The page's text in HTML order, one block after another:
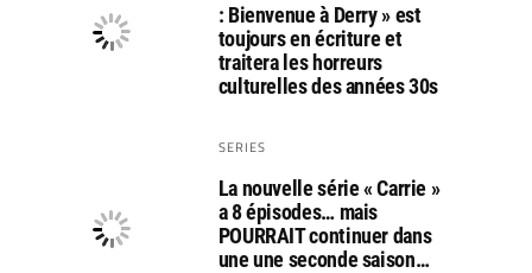
: Bienvenue à Derry » est
toujours en écriture et
traitera les horreurs
culturelles des années 30s
SERIES
La nouvelle série « Carrie »
a 8 épisodes… mais
POURRAIT continuer dans
une une seconde saison…